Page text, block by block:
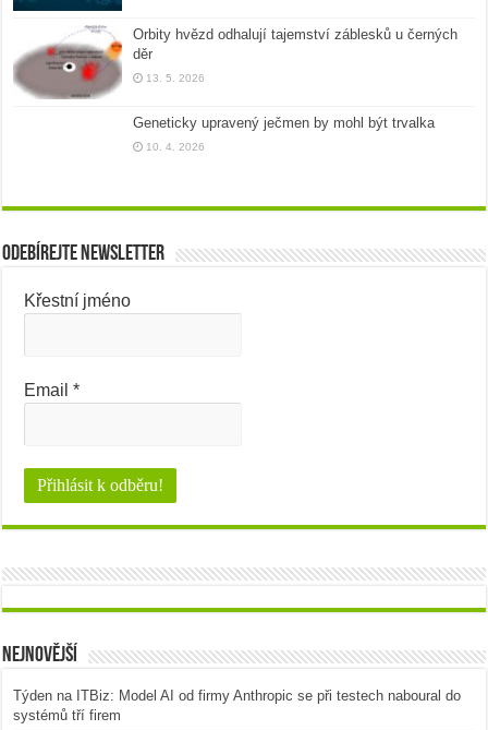
Orbity hvězd odhalují tajemství záblesků u černých
děr
13. 5. 2026
Geneticky upravený ječmen by mohl být trvalka
10. 4. 2026
Odebírejte newsletter
Křestní jméno
Email*
Nejnovější
Týden na ITBiz: Model AI od firmy Anthropic se při testech naboural do
systémů tří firem